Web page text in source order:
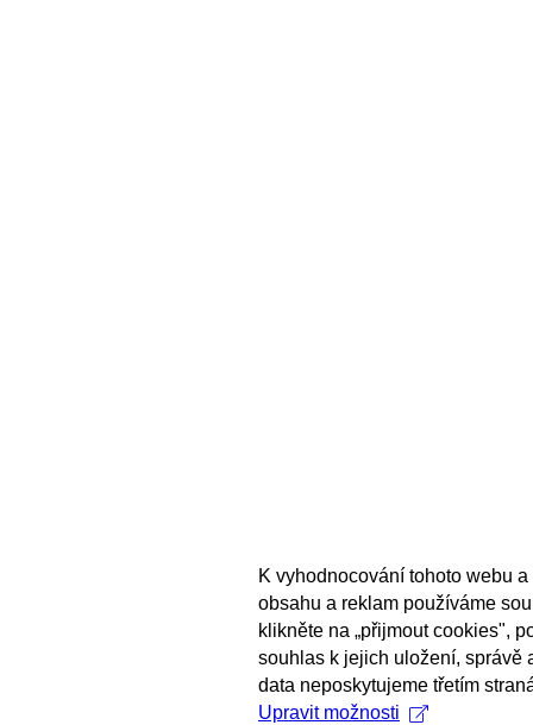
K vyhodnocování tohoto webu
obsahu a reklam používáme
klikněte na „přijmout cookies",
souhlas k jejich uložení, správě
data neposkytujeme třetím
Upravit možnosti